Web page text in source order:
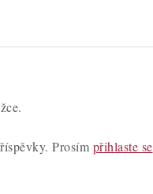
Prosím přihlaste se